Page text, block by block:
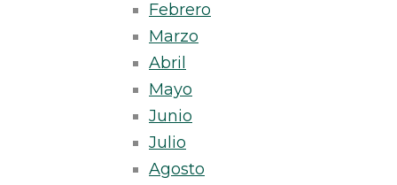
Febrero
Marzo
Abril
Mayo
Junio
Julio
Agosto